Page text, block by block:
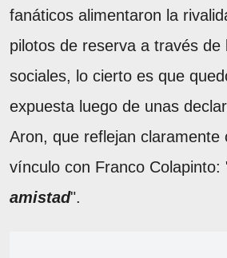
fanáticos alimentaron la
pilotos de reserva a través de
sociales, lo cierto es que
expuesta luego de unas
Aron, que reflejan claramente
vínculo con Franco Colapinto:
amistad".